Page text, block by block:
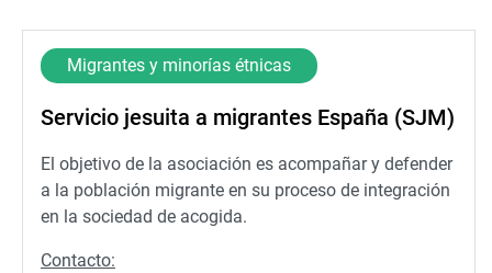
Migrantes y minorías étnicas
Servicio jesuita a migrantes España (SJM)
El objetivo de la asociación es acompañar y defender
a la población migrante en su proceso de integración
en la sociedad de acogida.
Contacto: